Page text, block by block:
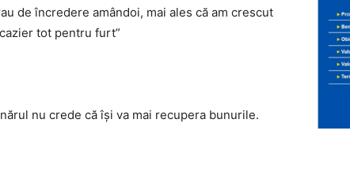
de încredere amândoi, mai ales că am crescut
tot pentru furt”
nu crede că îşi va mai recupera bunurile.